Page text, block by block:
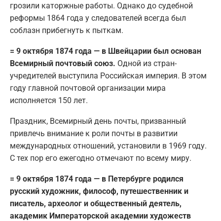
грозили каторжные работы. Однако до судебной
реформы 1864 года у следователей всегда был
соблазн прибегнуть к пыткам.
= 9 октября 1874 года — в Швейцарии был основан
Всемирный почтовый союз. Одной из стран-
учредителей выступила Российская империя. В этом
году главной почтовой организации мира
исполняется 150 лет.
Праздник, Всемирный день почты, призванный
привлечь внимание к роли почты в развитии
международных отношений, установили в 1969 году.
С тех пор его ежегодно отмечают по всему миру.
= 9 октября 1874 года — в Петербурге родился
русский художник, философ, путешественник и
писатель, археолог и общественный деятель,
академик Императорской академии художеств